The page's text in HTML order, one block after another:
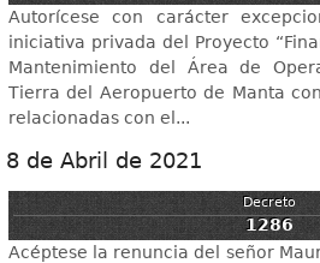
Autorícese con carácter
iniciativa privada del Proyecto
Mantenimiento del Área de
Tierra del Aeropuerto de Manta
relacionadas con el...
8 de Abril de 2021
Decreto
1286
Acéptese la renuncia del señor